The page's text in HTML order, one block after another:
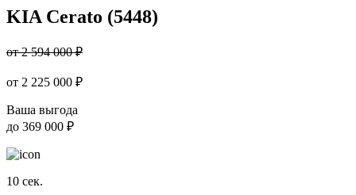
KIA Cerato (5448)
от 2 594 000 ₽
от 2 225 000 ₽
Ваша выгода
до 369 000 ₽
10 сек.